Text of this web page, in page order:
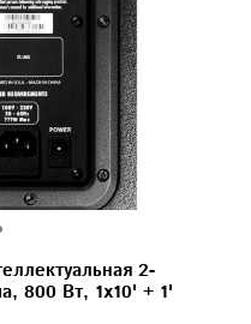
2-
800 Вт, 1x10' + 1'